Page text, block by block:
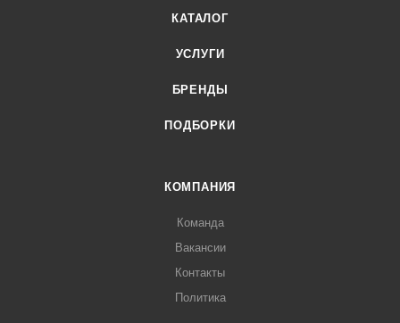
КАТАЛОГ
УСЛУГИ
БРЕНДЫ
ПОДБОРКИ
КОМПАНИЯ
Команда
Вакансии
Контакты
Политика